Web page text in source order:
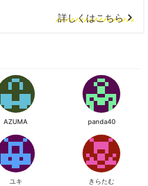
詳しくはこちら
AZUMA panda40
ユキ きらたむ